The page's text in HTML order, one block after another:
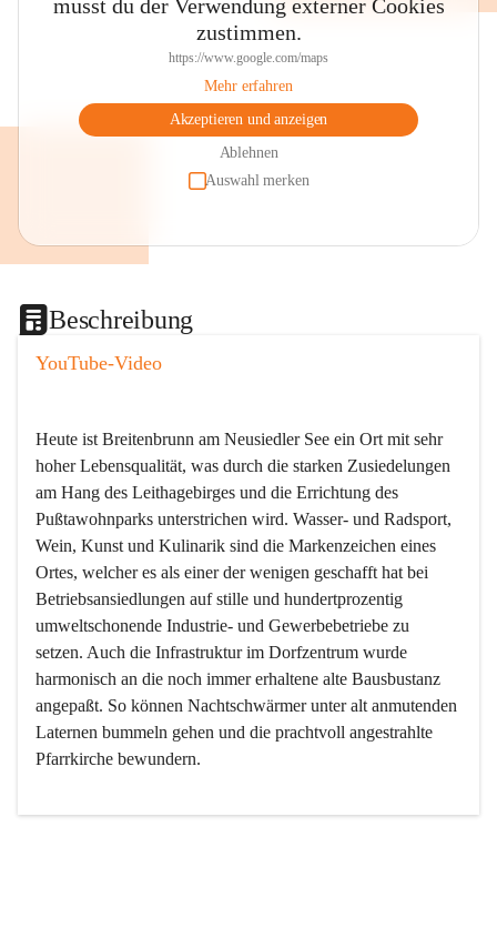
musst du der Verwendung externer Cookies
zustimmen.
https://www.google.com/maps
Mehr erfahren
Akzeptieren und anzeigen
Ablehnen
Auswahl merken
Beschreibung
YouTube-Video
Heute ist Breitenbrunn am Neusiedler See ein Ort mit sehr
hoher Lebensqualität, was durch die starken Zusiedelungen
am Hang des Leithagebirges und die Errichtung des
Pußtawohnparks unterstrichen wird. Wasser- und Radsport,
Wein, Kunst und Kulinarik sind die Markenzeichen eines
Ortes, welcher es als einer der wenigen geschafft hat bei
Betriebsansiedlungen auf stille und hundertprozentig
umweltschonende Industrie- und Gewerbebetriebe zu
setzen. Auch die Infrastruktur im Dorfzentrum wurde
harmonisch an die noch immer erhaltene alte Bausbustanz
angepaßt. So können Nachtschwärmer unter alt anmutenden
Laternen bummeln gehen und die prachtvoll angestrahlte
Pfarrkirche bewundern.
Der Weinbau dominert heute nicht mehr, ist aber integrativer